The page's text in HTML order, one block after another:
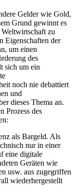
Gelder wie Gold,
Grund gewinnt es
zu
Eigenschaften der
um einen
des
sich um ein
noch nie debattiert
und
dieses Thema an.
Prozess des
als Bargeld. Als
nur in einer
eine digitale
Geräten wie
usw. aus zugegriffen
wiederhergestellt